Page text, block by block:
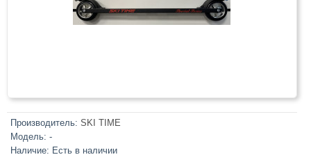
Производитель: SKI TIME
Модель: -
Наличие: Есть в наличии